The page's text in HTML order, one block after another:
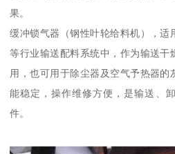
果。
缓冲锁气器（钢性叶轮给料机），适
等行业输送配料系统中，作为输送干
用，也可用于除尘器及空气予热器的
能稳定，操作维修方便，是输送、
件。